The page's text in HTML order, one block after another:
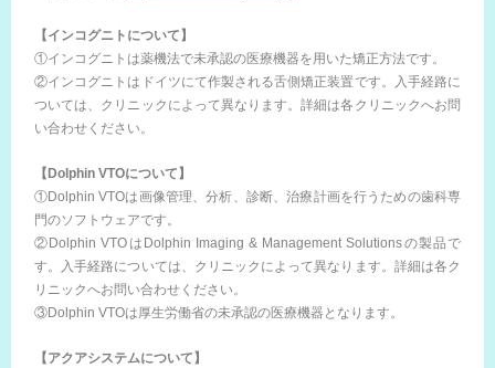
【インコグニトについて】
①インコグニトは薬機法で未承認の医療機器を用いた矯正方法です。
②インコグニトはドイツにて作製される舌側矯正装置です。入手経路に
ついては、クリニックによって異なります。詳細は各クリニックへお問
い合わせください。
【Dolphin VTOについて】
①Dolphin VTOは画像管理、分析、診断、治療計画を行うための歯科専
門のソフトウェアです。
②Dolphin VTOはDolphin Imaging & Management Solutionsの製品で
す。入手経路については、クリニックによって異なります。詳細は各ク
リニックへお問い合わせください。
③Dolphin VTOは厚生労働省の未承認の医療機器となります。
【アクアシステムについて】